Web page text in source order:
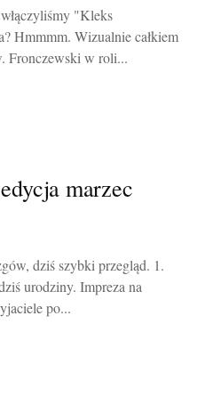
"Kleks
Hmmmm. Wizualnie całkiem
Fronczewski w roli...
marzec
dziś szybki przegląd. 1.
urodziny. Impreza na
po...